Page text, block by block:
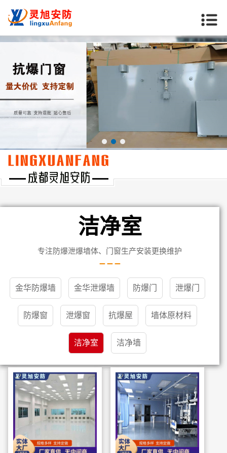
当前位置：首页>>金华产品中心>>洁净室
洁净室
专注防爆泄爆墙体、门窗生产安装更换维护
金华防爆墙 金华泄爆墙 防爆门 泄爆门
防爆窗 泄爆窗 抗爆屋 墙体原材料
洁净室 洁净墙